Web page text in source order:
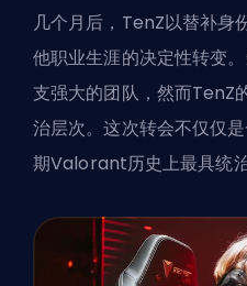
几个月后，TenZ以替补身
他职业生涯的决定性转变
支强大的团队，然而TenZ
治层次。这次转会不仅仅
期Valorant历史上最具统治